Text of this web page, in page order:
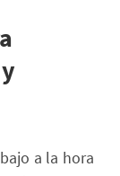
a la hora